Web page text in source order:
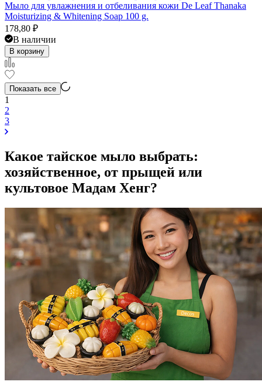
Мыло для увлажнения и отбеливания кожи De Leaf Thanaka
Moisturizing & Whitening Soap 100 g.
178,80 ₽
В наличии
В корзину
Показать все
1
2
3
Какое тайское мыло выбрать:
хозяйственное, от прыщей или
культовое Мадам Хенг?